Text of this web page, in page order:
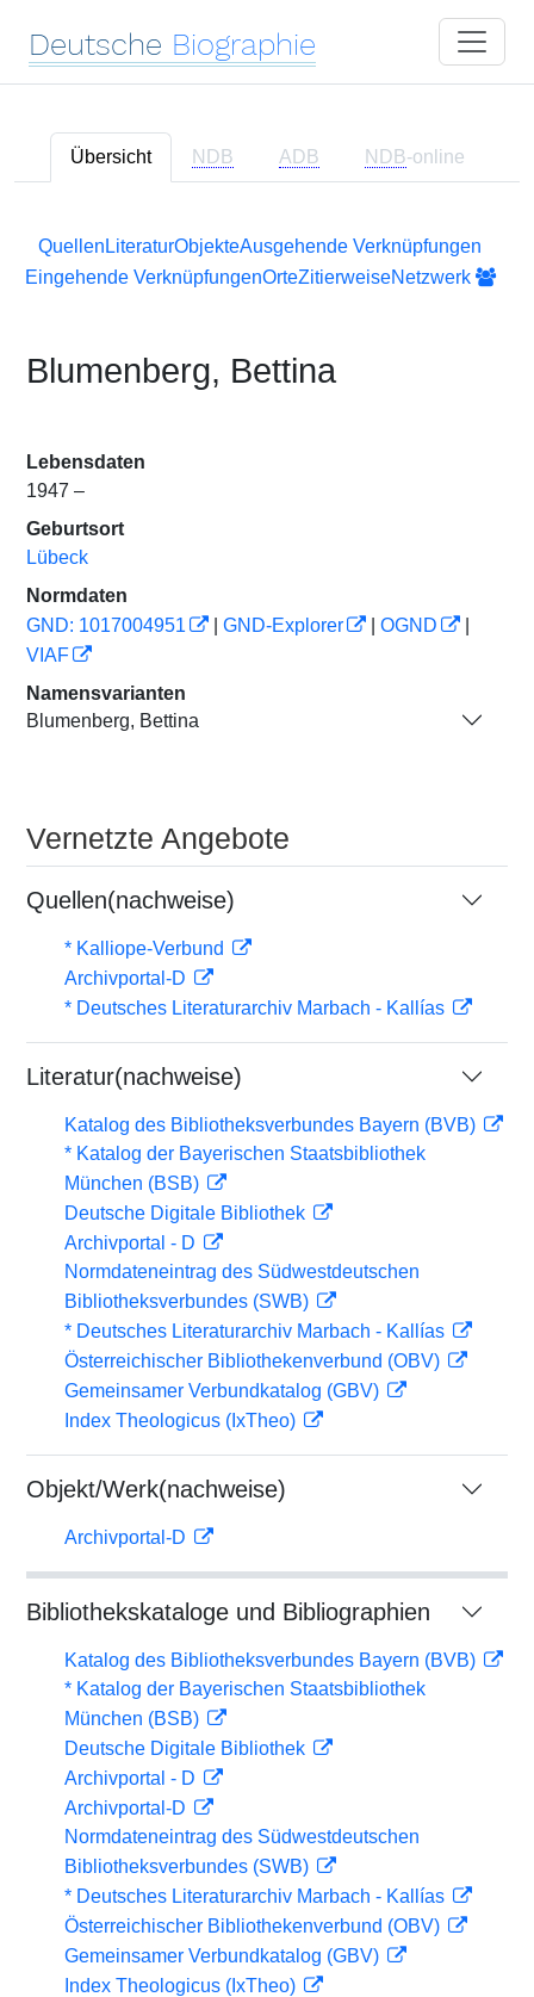
Deutsche Biographie
Übersicht NDB ADB NDB-online
Quellen LiteraturObjekteAusgehende Verknüpfungen
Eingehende VerknüpfungenOrteZitierweiseNetzwerk
Blumenberg, Bettina
Lebensdaten
1947 –
Geburtsort
Lübeck
Normdaten
GND: 1017004951
GND-Explorer OGND
VIAF
Namensvarianten
Blumenberg, Bettina
Vernetzte Angebote
Quellen(nachweise)
* Kalliope-Verbund
Archivportal-D
* Deutsches Literaturarchiv Marbach - Kallías
Literatur(nachweise)
Katalog des Bibliotheksverbundes Bayern (BVB)
* Katalog der Bayerischen Staatsbibliothek
München (BSB)
Deutsche Digitale Bibliothek
Archivportal - D
Normdateneintrag des Südwestdeutschen
Bibliotheksverbundes (SWB)
* Deutsches Literaturarchiv Marbach - Kallías
Österreichischer Bibliothekenverbund (OBV)
Gemeinsamer Verbundkatalog (GBV)
Index Theologicus (IxTheo)
Objekt/Werk(nachweise)
Archivportal-D
Bibliothekskataloge und Bibliographien
Katalog des Bibliotheksverbundes Bayern (BVB)
* Katalog der Bayerischen Staatsbibliothek
München (BSB)
Deutsche Digitale Bibliothek
Archivportal - D
Archivportal-D
Normdateneintrag des Südwestdeutschen
Bibliotheksverbundes (SWB)
* Deutsches Literaturarchiv Marbach - Kallías
Österreichischer Bibliothekenverbund (OBV)
Gemeinsamer Verbundkatalog (GBV)
Index Theologicus (IxTheo)